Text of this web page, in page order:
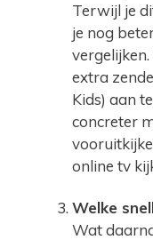
Terwijl je
je nog
extra
Kids) aan
concreter
online tv
Welke
Wat